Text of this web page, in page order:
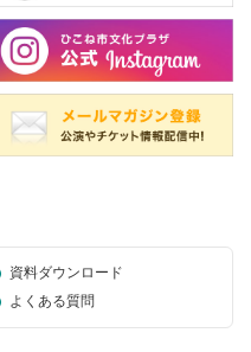
資料ダウンロード
よくある質問